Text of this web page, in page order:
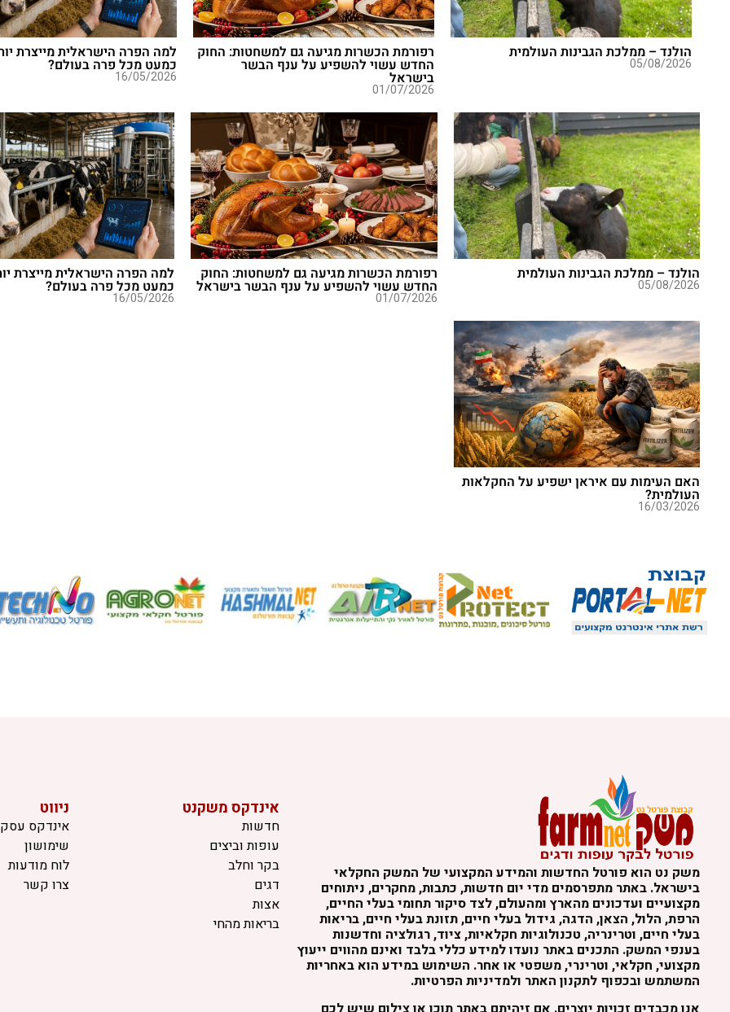
הולנד – ממלכת הגבינות העולמית
05/08/2026
רפורמת הכשרות מגיעה גם למשחטות: החוק
החדש עשוי להשפיע על ענף הבשר
בישראל
01/07/2026
למה הפרה הישראלית מייצרת
כמעט מכל פרה בעולם?
16/05/2026
הולנד – ממלכת הגבינות העולמית
05/08/2026
רפורמת הכשרות מגיעה גם למשחטות: החוק
החדש עשוי להשפיע על ענף הבשר בישראל
01/07/2026
למה הפרה הישראלית מייצרת
כמעט מכל פרה בעולם?
16/05/2026
האם העימות עם איראן ישפיע על החקלאות
העולמית?
16/03/2026
משק נט הוא פורטל החדשות והמידע המקצועי של המשק החקלאי
בישראל. באתר מתפרסמים מדי יום חדשות, כתבות, מחקרים, ניתוחים
מקצועיים ועדכונים מהארץ ומהעולם, לצד סיקור תחומי בעלי החיים,
הרפת, הלול, הצאן, הדגה, גידול בעלי חיים, תזונת בעלי חיים, בריאות
בעלי חיים, וטרינריה, טכנולוגיות חקלאיות, ציוד, רגולציה וחדשנות
בענפי המשק. התכנים באתר נועדו למידע כללי בלבד ואינם מהווים ייעוץ
מקצועי, חקלאי, וטרינרי, משפטי או אחר. השימוש במידע הוא באחריות
המשתמש ובכפוף לתקנון האתר ולמדיניות הפרטיות.
אינדקס משקנט
חדשות
עופות וביצים
בקר וחלב
דגים
אצות
בריאות מהחי
ניווט
אינדקס
שימושון
לוח מודעות
צרו קשר